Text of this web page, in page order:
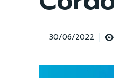
30/06/2022